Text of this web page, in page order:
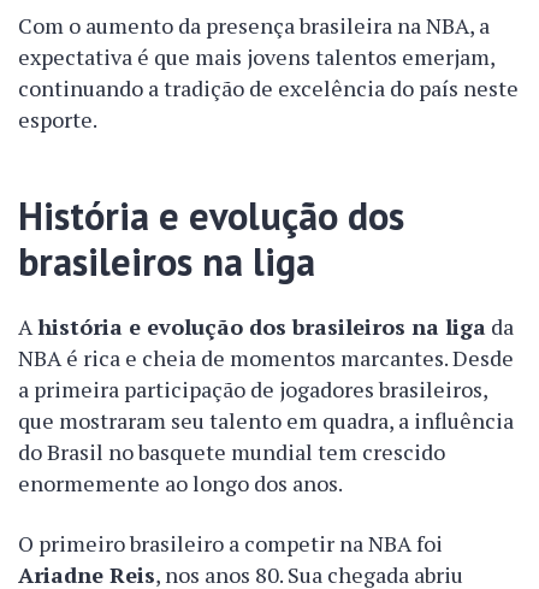
Com o aumento da presença brasileira na NBA, a
expectativa é que mais jovens talentos emerjam,
continuando a tradição de excelência do país neste
esporte.
História e evolução dos
brasileiros na liga
Ahistória e evolução dos brasileiros na liga da
NBA é rica e cheia de momentos marcantes. Desde
a primeira participação de jogadores brasileiros,
que mostraram seu talento em quadra, a influência
do Brasil no basquete mundial tem crescido
enormemente ao longo dos anos.
O primeiro brasileiro a competir na NBA foi
Ariadne Reis, nos anos 80. Sua chegada abriu